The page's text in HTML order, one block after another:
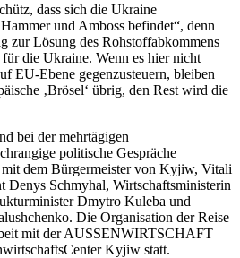
dass sich die Ukraine
und Amboss befindet“, denn
zur Lösung des Rohstoffabkommens
die Ukraine. Wenn es hier nicht
EU-Ebene gegenzusteuern, bleiben
‚Brösel‘ übrig, den Rest wird die
bei der mehrtägigen
politische Gespräche
mit dem Bürgermeister von Kyjiw, Vitali
Denys Schmyhal, Wirtschaftsministerin
Dmytro Kuleba und
Die Organisation der Reise
mit der AUSSENWIRTSCHAFT
Kyjiw statt.